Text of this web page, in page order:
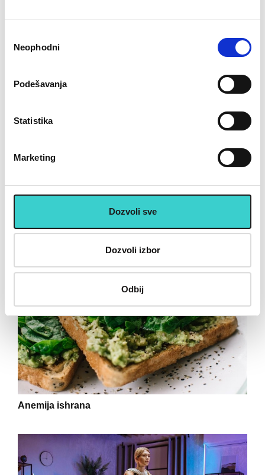
сагласности
Neophodni
Podešavanja
Statistika
Marketing
Dozvoli sve
Dozvoli izbor
Odbij
Sve što treba da znate o kvadricepsu
Anemija ishrana